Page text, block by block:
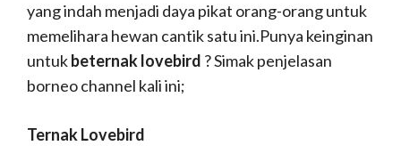
yang indah menjadi daya pikat orang-orang untuk
memelihara hewan cantik satu ini.Punya keinginan
untukbeternak lovebird ? Simak penjelasan
borneo channel kali ini;
Ternak Lovebird